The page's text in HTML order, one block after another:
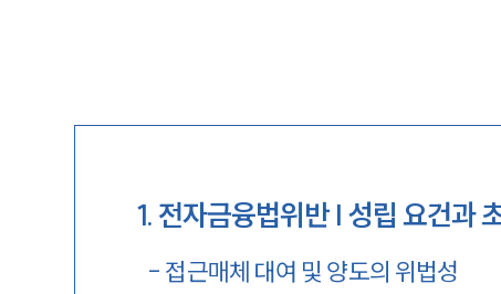
1. 전자금융법위반 | 성립 요건과
- 접근매체 대여 및 양도의 위법성